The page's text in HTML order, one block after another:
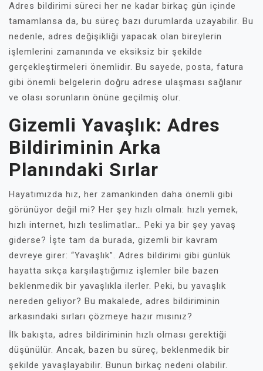
Adres bildirimi süreci her ne kadar birkaç gün içinde
tamamlansa da, bu süreç bazı durumlarda uzayabilir. Bu
nedenle, adres değişikliği yapacak olan bireylerin
işlemlerini zamanında ve eksiksiz bir şekilde
gerçekleştirmeleri önemlidir. Bu sayede, posta, fatura
gibi önemli belgelerin doğru adrese ulaşması sağlanır
ve olası sorunların önüne geçilmiş olur.
Gizemli Yavaşlık: Adres
Bildiriminin Arka
Planındaki Sırlar
Hayatımızda hız, her zamankinden daha önemli gibi
görünüyor değil mi? Her şey hızlı olmalı: hızlı yemek,
hızlı internet, hızlı teslimatlar… Peki ya bir şey yavaş
giderse? İşte tam da burada, gizemli bir kavram
devreye girer: “Yavaşlık”. Adres bildirimi gibi günlük
hayatta sıkça karşılaştığımız işlemler bile bazen
beklenmedik bir yavaşlıkla ilerler. Peki, bu yavaşlık
nereden geliyor? Bu makalede, adres bildiriminin
arkasındaki sırları çözmeye hazır mısınız?
İlk bakışta, adres bildiriminin hızlı olması gerektiği
düşünülür. Ancak, bazen bu süreç, beklenmedik bir
şekilde yavaşlayabilir. Bunun birkaç nedeni olabilir.